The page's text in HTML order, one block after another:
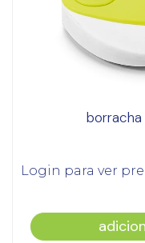
Login para ver